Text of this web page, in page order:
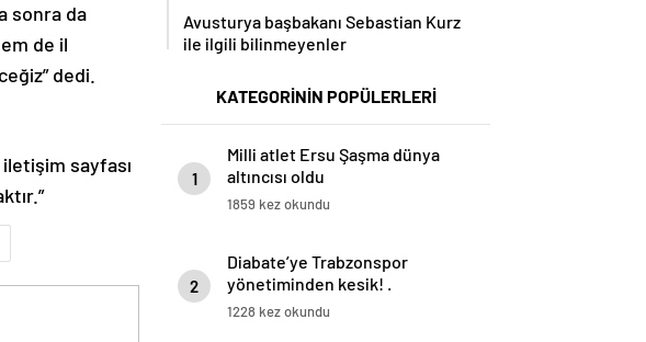
sonra da
de il
dedi.
sayfası
Avusturya başbakanı Sebastian Kurz
ile ilgili bilinmeyenler
KATEGORİNİN POPÜLERLERİ
1
Milli atlet Ersu Şaşma dünya
altıncısı oldu
1859 kez okundu
2
Diabate’ye Trabzonspor
yönetiminden kesik! .
1228 kez okundu